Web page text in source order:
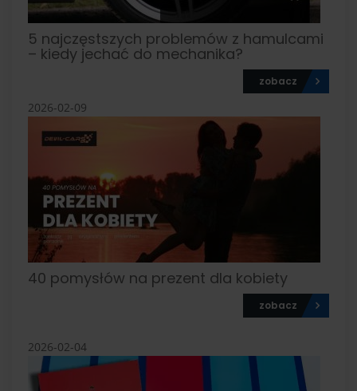
5 najczęstszych problemów z hamulcami
– kiedy jechać do mechanika?
zobacz
2026-02-09
40 pomysłów na prezent dla kobiety
zobacz
2026-02-04